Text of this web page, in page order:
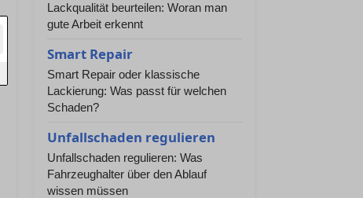
Lackqualität beurteilen: Woran man
gute Arbeit erkennt
Smart Repair
Smart Repair oder klassische
Lackierung: Was passt für welchen
Schaden?
Unfallschaden regulieren
Unfallschaden regulieren: Was
Fahrzeughalter über den Ablauf
wissen müssen